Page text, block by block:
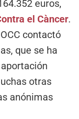
euros,
el Càncer.
contactó
que se ha
otras
anónimas